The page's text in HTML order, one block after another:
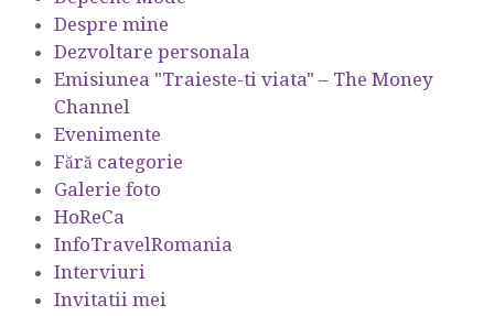
Despre mine
Dezvoltare personala
Emisiunea "Traieste-ti viata" – The Money
Channel
Evenimente
Fără categorie
Galerie foto
HoReCa
InfoTravelRomania
Interviuri
Invitatii mei